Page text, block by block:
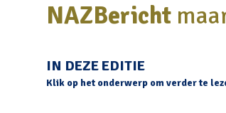
NAZBericht
IN DEZE EDITIE
Klik op het onderwerp om verder te